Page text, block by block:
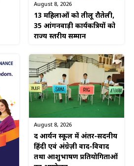
August 8, 2026
13 महिलाओं को तीलू रौतेली,
35 आंगनवाड़ी कार्यकत्रियों को
राज्य स्तरीय सम्मान
August 8, 2026
द आर्यन स्कूल में अंतर-सदनीय
हिंदी एवं अंग्रेज़ी वाद-विवाद
तथा आशुभाषण प्रतियोगिताओं